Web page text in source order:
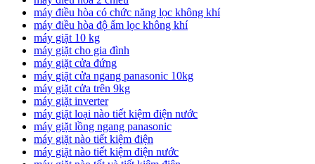
máy điều hòa có chức năng lọc không khí
máy điều hòa độ ẩm lọc không khí
máy giặt 10 kg
máy giặt cho gia đình
máy giặt cửa đứng
máy giặt cửa ngang panasonic 10kg
máy giặt cửa trên 9kg
máy giặt inverter
máy giặt loại nào tiết kiệm điện nước
máy giặt lồng ngang panasonic
máy giặt nào tiết kiệm điện
máy giặt nào tiết kiệm điện nước